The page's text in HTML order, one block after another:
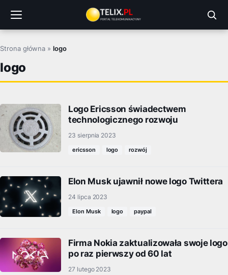
treści
Strona główna »logo
logo
Logo Ericsson świadectwem
technologicznego rozwoju
23 sierpnia 2023
ericsson logo rozwój
Elon Musk ujawnił nowe logo Twittera
24 lipca 2023
Elon Musk logo paypal
Firma Nokia zaktualizowała swoje logo
po raz pierwszy od 60 lat
27 lutego 2023